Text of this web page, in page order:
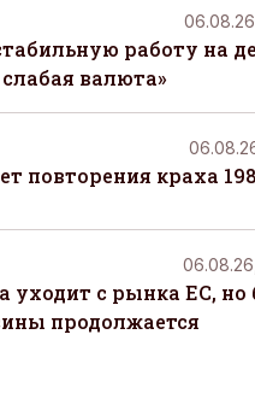
работу на
валюта»
повторения краха
уходит с рынка ЕС, но
продолжается